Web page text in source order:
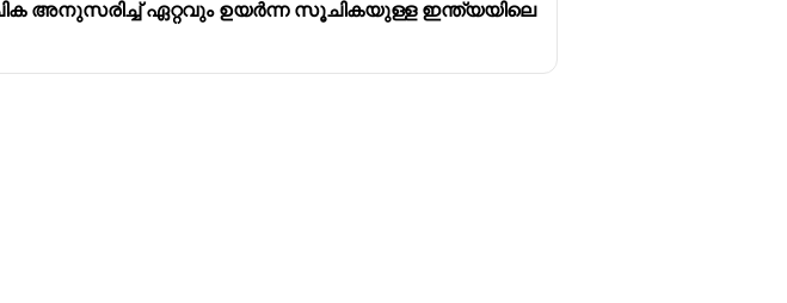
അനുസരിച്ച് ഏറ്റവും ഉയർന്ന സൂചികയുള്ള ഇന്ത്യയിലെ